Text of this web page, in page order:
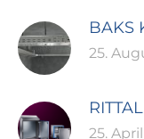
BAKS
25.
25.